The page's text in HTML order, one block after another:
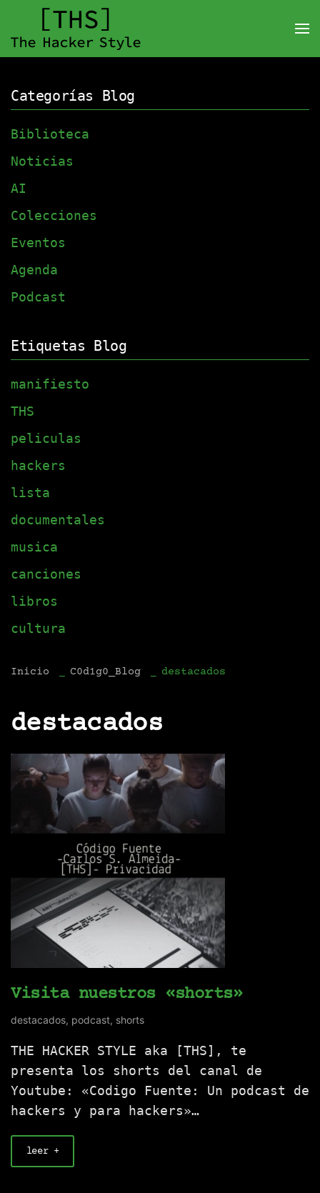
Categorías Blog
Biblioteca
Noticias
AI
Colecciones
Eventos
Agenda
Podcast
Etiquetas Blog
manifiesto
THS
peliculas
hackers
lista
documentales
musica
canciones
libros
cultura
Inicio C0d1g0_Blog destacados
destacados
Visita nuestros «shorts»
destacados, podcast, shorts
THE HACKER STYLE aka [THS], te
presenta los shorts del canal de
Youtube: «Codigo Fuente: Un podcast de
hackers y para hackers»…
leer +